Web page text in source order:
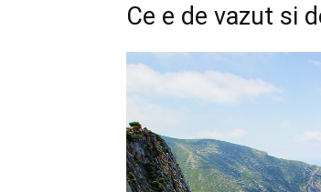
Ce e de vazut si